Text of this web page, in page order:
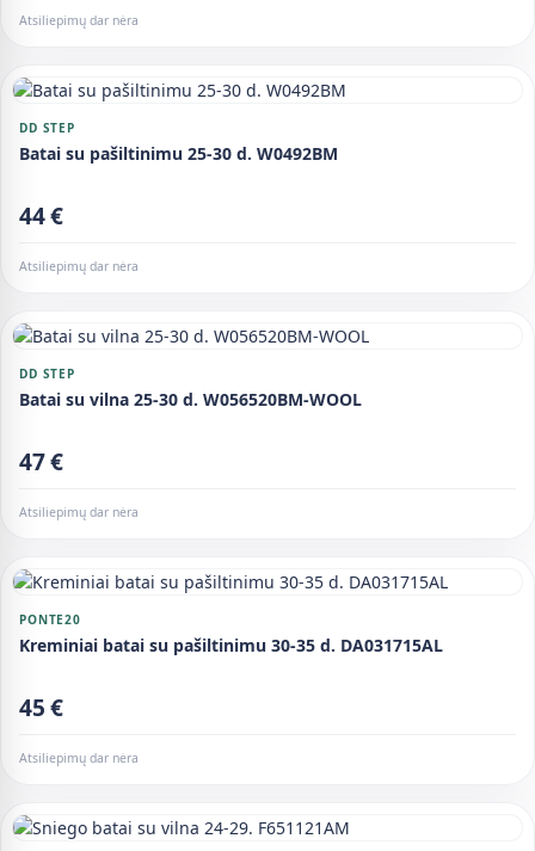
Atsiliepimų dar nėra
DD STEP
Batai su pašiltinimu 25-30 d. W0492BM
44 €
Atsiliepimų dar nėra
DD STEP
Batai su vilna 25-30 d. W056520BM-WOOL
47 €
Atsiliepimų dar nėra
PONTE20
Kreminiai batai su pašiltinimu 30-35 d. DA031715AL
45 €
Atsiliepimų dar nėra